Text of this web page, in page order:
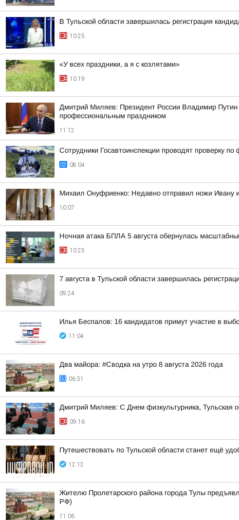
В Тульской области завершилась регистрация
10:25
«У всех праздники, а я с козлятами»
10:19
Дмитрий Миляев: Президент России Владимир Путин
профессиональным праздником
11:12
Сотрудники Госавтоинспекции проводят проверку
08:04
Михаил Онуфриенко: Недавно отправил ножи Ивану
10:07
Ночная атака БПЛА 5 августа обернулась
10:25
7 августа в Тульской области завершилась
09:24
Илья Беспалов: 16 кандидатов примут участие в
11:04
Два майора: #Сводка на утро 8 августа 2026 года
06:51
Дмитрий Миляев: С Днем физкультурника, Тульская
09:16
Путешествовать по Тульской области станет ещё
12:12
Жителю Пролетарского района города Тулы
РФ)
11:06